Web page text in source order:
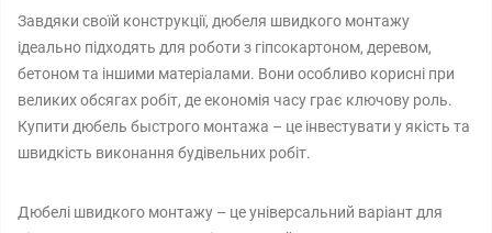
Завдяки своїй конструкції, дюбеля швидкого монтажу
ідеально підходять для роботи з гіпсокартоном, деревом,
бетоном та іншими матеріалами. Вони особливо корисні при
великих обсягах робіт, де економія часу грає ключову роль.
Купити дюбель быстрого монтажа – це інвестувати у якість та
швидкість виконання будівельних робіт.
Дюбелі швидкого монтажу – це універсальний варіант для